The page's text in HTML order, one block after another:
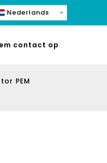
Nederlands
contact op
PEM